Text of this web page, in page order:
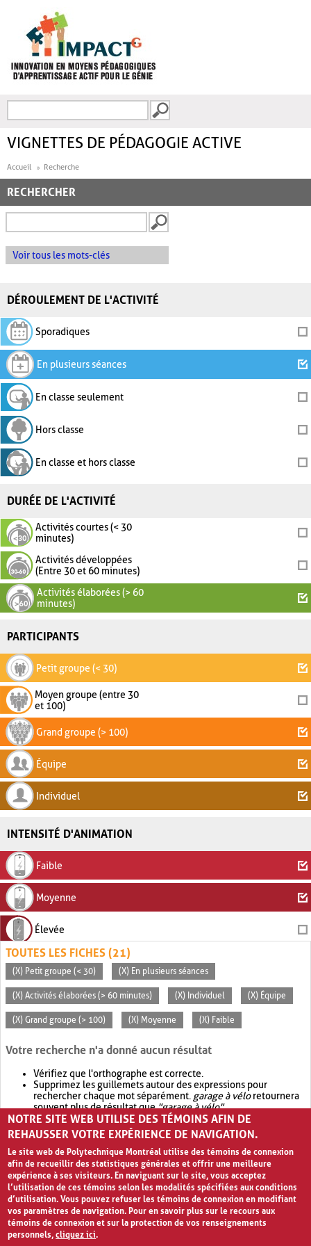
FORMULAIRE DE
VIGNETTES DE PÉDAGOGIE ACTIVE
Accueil Recherche
RECHERCHER
Voir tous les mots-clés
DÉROULEMENT DE L'ACTIVITÉ
Sporadiques
En plusieurs séances
En classe seulement
Hors classe
En classe et hors classe
DURÉE DE L'ACTIVITÉ
Activités courtes (< 30
minutes)
Activités développées
(Entre 30 et 60 minutes)
Activités élaborées (> 60
minutes)
PARTICIPANTS
Petit groupe (< 30)
Moyen groupe (entre 30
et 100)
Grand groupe (> 100)
Équipe
Individuel
INTENSITÉ D'ANIMATION
Faible
Moyenne
Élevée
TOUTES LES FICHES (21)
(X) Petit groupe (< 30) (X) En plusieurs séances
(X) Activités élaborées (> 60 minutes) (X) Individuel (X) Équipe
(X) Grand groupe (> 100) (X) Moyenne (X) Faible
Votre recherche n'a donné aucun résultat
Vérifiez que l'orthographe est correcte.
Supprimez les guillemets autour des expressions pour
rechercher chaque mot séparément. garage à véloretournera
souvent plus de résultat que"garage à vélo".
Envisagez d'élargir votre recherche avec OR.garage OR vélo
retournera souvent plus de résultat quegarage à vélo
NOTRE SITE WEB UTILISE DES TÉMOINS AFIN DE
REHAUSSER VOTRE EXPÉRIENCE DE NAVIGATION.
Le site web de Polytechnique Montréal utilise des témoins de connexion
afin de recueillir des statistiques générales et offrir une meilleure
expérience à ses visiteurs. En naviguant sur le site, vous acceptez
l’utilisation de ces témoins selon les modalités spécifiées aux conditions
d’utilisation. Vous pouvez refuser les témoins de connexion en modifiant
vos paramètres de navigation. Pour en savoir plus sur le recours aux
témoins de connexion et sur la protection de vos renseignements
personnels,cliquez ici.